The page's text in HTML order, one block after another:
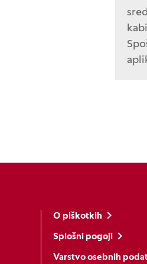
O piškotkih
Splošni pogoji
Varstvo osebnih